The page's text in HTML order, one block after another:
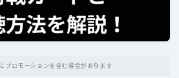
プロモーションを含む場合があります